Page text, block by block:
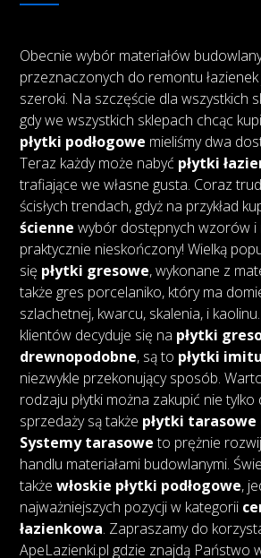
Obecnie wybór materiałów
przeznaczonych do remontu
szeroki. Na szczęście dla wszystkich
gdy we wszystkich sklepach chcąc
płytki podłogowe mieliśmy dwa
Teraz każdy może nabyć płytki
trafiające we własne gusta. Coraz
ścisłych trendach, gdyż na przykład
ścienne wybór dostępnych wzorów
praktycznie nieskończony! Wielką
się płytki gresowe, wykonane z
także gres porcelaniko, który ma
szlachetnej, kwarcu, skalenia, i
klientów decyduje się na płytki
drewnopodobne, są to płytki
niezwykle przekonujący sposób.
rodzaju płytki można zakupić nie tylko
sprzedaży są także płytki
Systemy tarasoweto prężnie
handlu materiałami budowlanymi.
takżewłoskie płytki podłogowe,
najważniejszych pozycji w kategorii
łazienkowa. Zapraszamy do
ApeLazienki.pl gdzie znajdą Państwo